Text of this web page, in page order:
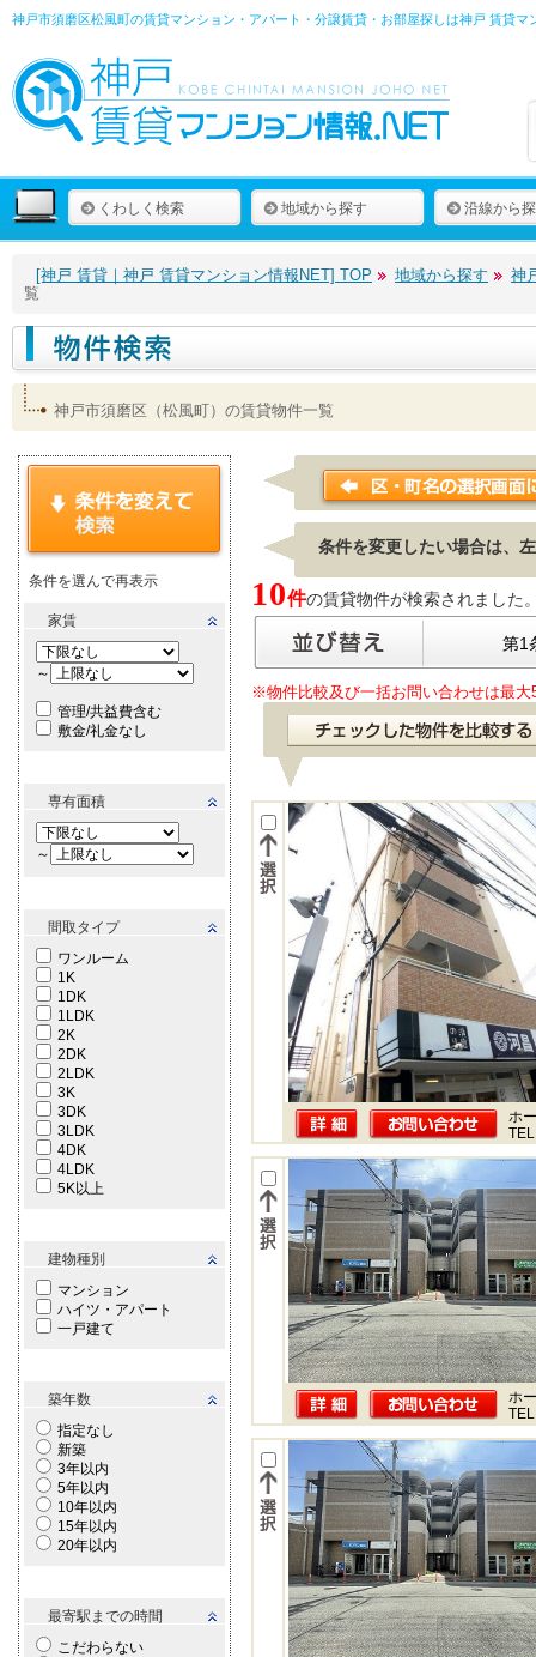
神戸市須磨区松風町の賃貸マンション・アパート・分譲賃貸・お部屋探しは神戸 賃貸マ
くわしく検索 地域から探す 沿線から
[神戸 賃貸｜神戸 賃貸マンション情報NET] TOP 地域から探す
神
覧
神戸市須磨区（松風町）の賃貸物件一覧
条件を選んで再表示
家賃
～
管理/共益費含む
敷金/礼金なし
専有面積
～
間取タイプ
ワンルーム
1K
1DK
1LDK
2K
2DK
2LDK
3K
3DK
3LDK
4DK
4LDK
5K以上
建物種別
マンション
ハイツ・アパート
一戸建て
築年数
指定なし
新築
3年以内
5年以内
10年以内
15年以内
20年以内
最寄駅までの時間
こだわらない
条件を変更したい場合は、
10件の賃貸物件が検索されました
第1
※物件比較及び一括お問い合わせは最大
ホ
ホ